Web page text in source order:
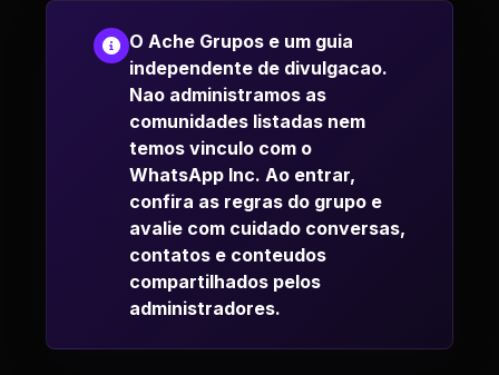
O Ache Grupos e um guia
independente de divulgacao.
Nao administramos as
comunidades listadas nem
temos vinculo com o
WhatsApp Inc. Ao entrar,
confira as regras do grupo e
avalie com cuidado conversas,
contatos e conteudos
compartilhados pelos
administradores.